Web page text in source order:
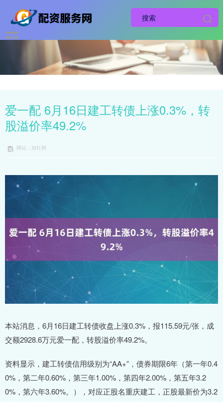
爱一配 6月16日建工转债上涨0.3%，转
股溢价率49.2%
网站：加杠网
本站消息，6月16日建工转债收盘上涨0.3%，报115.59元/张，成
交额2928.6万元爱一配，转股溢价率49.2%。
资料显示，建工转债信用级别为“AA+”，债券期限6年（第一年0.4
0%，第二年0.60%，第三年1.00%，第四年2.00%，第五年3.2
0%，第六年3.60%。），对应正股名重庆建工，正股最新价为3.2